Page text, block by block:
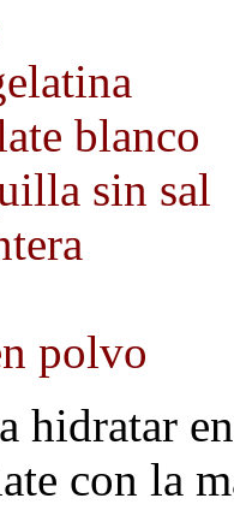
blanco
sin sal
polvo
hidratar
con la